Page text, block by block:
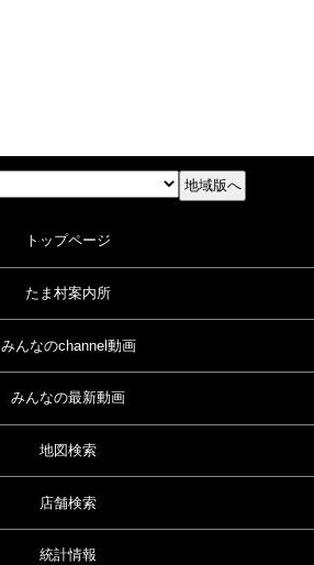
トップページ
たま村案内所
みんなのchannel動画
みんなの最新動画
地図検索
店舗検索
統計情報